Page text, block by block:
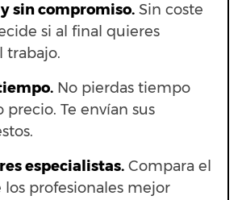
sin compromiso. Sin coste
si al final quieres
trabajo.
iempo. No pierdas tiempo
precio. Te envían sus
especialistas. Compara el
los profesionales mejor